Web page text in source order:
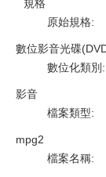
規格
原始規格:
數位影音光碟
數位化類別 :
影音
檔案類型:
mpg2
檔案名稱: